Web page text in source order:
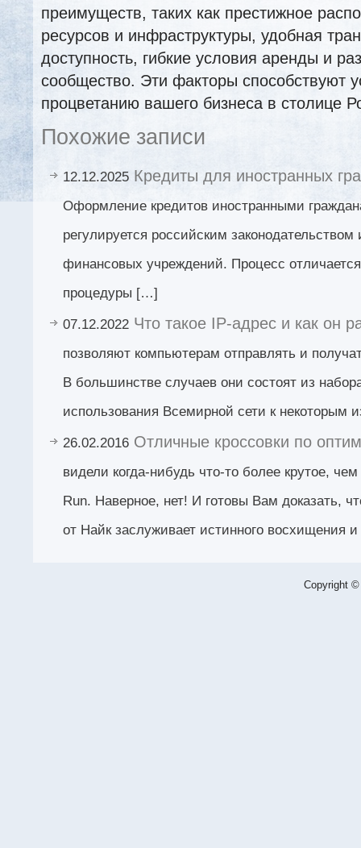
преимуществ, таких как престижное
ресурсов и инфраструктуры, удобная
доступность, гибкие условия аренды и
сообщество. Эти факторы способствуют
процветанию вашего бизнеса в столице
Похожие записи
12.12.2025 Кредиты для иностранных
Оформление кредитов иностранными
регулируется российским
финансовых учреждений. Процесс
процедуры […]
07.12.2022 Что такое IP-адрес и как он
позволяют компьютерам отправлять и
В большинстве случаев они состоят из
использования Всемирной сети к некоторым
26.02.2016 Отличные кроссовки по
видели когда-нибудь что-то более крутое,
Run. Наверное, нет! И готовы Вам доказать,
от Найк заслуживает истинного восхищения
Copyright ©